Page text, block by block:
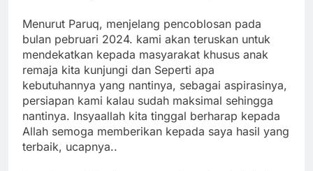
Menurut Paruq, menjelang pencoblosan pada
bulan pebruari 2024. kami akan teruskan untuk
mendekatkan kepada masyarakat khusus anak
remaja kita kunjungi dan Seperti apa
kebutuhannya yang nantinya, sebagai aspirasinya,
persiapan kami kalau sudah maksimal sehingga
nantinya. Insyaallah kita tinggal berharap kepada
Allah semoga memberikan kepada saya hasil yang
terbaik, ucapnya..